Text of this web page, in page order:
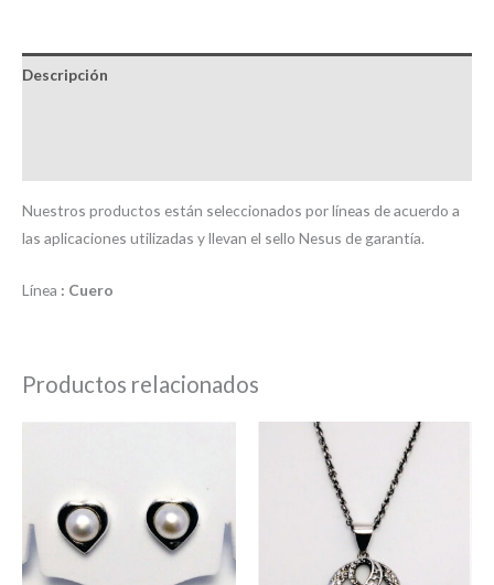
Descripción
Nuestros productos están seleccionados por líneas de acuerdo a
las aplicaciones utilizadas y llevan el sello Nesus de garantía.
Línea : Cuero
Productos relacionados